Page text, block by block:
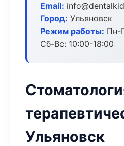
Email:
Город: Ульяновск
Режим работы: Пн-
Сб-Вс: 10:00-18:00
Ульяновск